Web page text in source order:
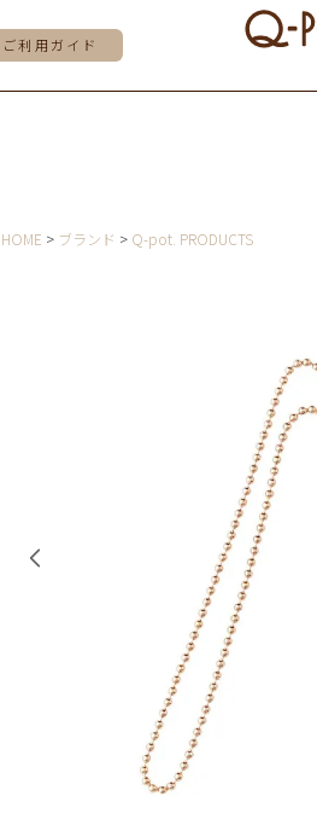
ご利用ガイド
HOME ブランド Q-pot. PRODUCTS